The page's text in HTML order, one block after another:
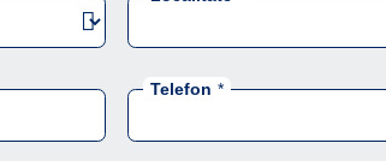
Telefon *